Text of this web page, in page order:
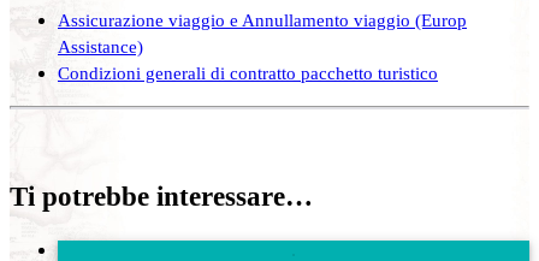
Assicurazione viaggio e Annullamento viaggio (Europ
Assistance)
Condizioni generali di contratto pacchetto turistico
Ti potrebbe interessare…